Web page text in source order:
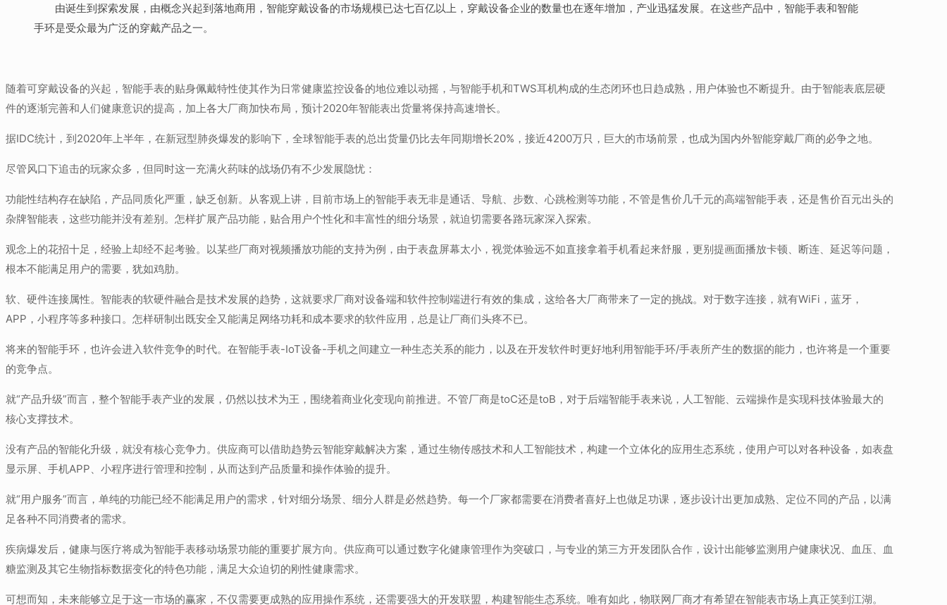
由诞生到探索发展，由概念兴起到落地商用，智能穿戴设备的市场规模已达七百亿以上，穿戴设备企业的数量也在逐年增加，产业迅猛发展。在这些产品中，智能手表和智能
手环是受众最为广泛的穿戴产品之一。
随着可穿戴设备的兴起，智能手表的贴身佩戴特性使其作为日常健康监控设备的地位难以动摇，与智能手机和TWS耳机构成的生态闭环也日趋成熟，用户体验也不断提升。由于智能表底层硬
件的逐渐完善和人们健康意识的提高，加上各大厂商加快布局，预计2020年智能表出货量将保持高速增长。
据IDC统计，到2020年上半年，在新冠型肺炎爆发的影响下，全球智能手表的总出货量仍比去年同期增长20%，接近4200万只，巨大的市场前景，也成为国内外智能穿戴厂商的必争之地。
尽管风口下追击的玩家众多，但同时这一充满火药味的战场仍有不少发展隐忧：
功能性结构存在缺陷，产品同质化严重，缺乏创新。从客观上讲，目前市场上的智能手表无非是通话、导航、步数、心跳检测等功能，不管是售价几千元的高端智能手表，还是售价百元出头的
杂牌智能表，这些功能并没有差别。怎样扩展产品功能，贴合用户个性化和丰富性的细分场景，就迫切需要各路玩家深入探索。
观念上的花招十足，经验上却经不起考验。以某些厂商对视频播放功能的支持为例，由于表盘屏幕太小，视觉体验远不如直接拿着手机看起来舒服，更别提画面播放卡顿、断连、延迟等问题，
根本不能满足用户的需要，犹如鸡肋。
软、硬件连接属性。智能表的软硬件融合是技术发展的趋势，这就要求厂商对设备端和软件控制端进行有效的集成，这给各大厂商带来了一定的挑战。对于数字连接，就有WiFi，蓝牙，
APP，小程序等多种接口。怎样研制出既安全又能满足网络功耗和成本要求的软件应用，总是让厂商们头疼不已。
将来的智能手环，也许会进入软件竞争的时代。在智能手表-IoT设备-手机之间建立一种生态关系的能力，以及在开发软件时更好地利用智能手环/手表所产生的数据的能力，也许将是一个重要
的竞争点。
就“产品升级”而言，整个智能手表产业的发展，仍然以技术为王，围绕着商业化变现向前推进。不管厂商是toC还是toB，对于后端智能手表来说，人工智能、云端操作是实现科技体验最大的
核心支撑技术。
没有产品的智能化升级，就没有核心竞争力。供应商可以借助趋势云智能穿戴解决方案，通过生物传感技术和人工智能技术，构建一个立体化的应用生态系统，使用户可以对各种设备，如表盘
显示屏、手机APP、小程序进行管理和控制，从而达到产品质量和操作体验的提升。
就“用户服务”而言，单纯的功能已经不能满足用户的需求，针对细分场景、细分人群是必然趋势。每一个厂家都需要在消费者喜好上也做足功课，逐步设计出更加成熟、定位不同的产品，以满
足各种不同消费者的需求。
疾病爆发后，健康与医疗将成为智能手表移动场景功能的重要扩展方向。供应商可以通过数字化健康管理作为突破口，与专业的第三方开发团队合作，设计出能够监测用户健康状况、血压、血
糖监测及其它生物指标数据变化的特色功能，满足大众迫切的刚性健康需求。
可想而知，未来能够立足于这一市场的赢家，不仅需要更成熟的应用操作系统，还需要强大的开发联盟，构建智能生态系统。唯有如此，物联网厂商才有希望在智能表市场上真正笑到江湖。